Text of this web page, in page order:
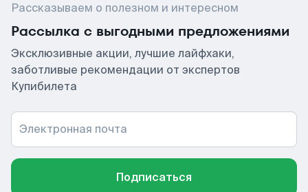
Рассказываем о полезном и интересном
Рассылка с выгодными предложениями
Эксклюзивные акции, лучшие лайфхаки,
заботливые рекомендации от экспертов
Купибилета
Электронная почта
Подписаться